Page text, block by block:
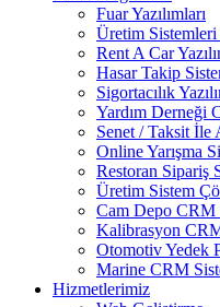
Fuar Yazılımları
Üretim Sistemleri
Rent A Car
Hasar Takip
Sigortacılık
Yardım Derneği
Senet / Taksit İle
Online Yarışma
Restoran Sipariş
Üretim Sistem
Cam Depo CRM
Kalibrasyon
Otomotiv Yedek
Marine CRM
Hizmetlerimiz